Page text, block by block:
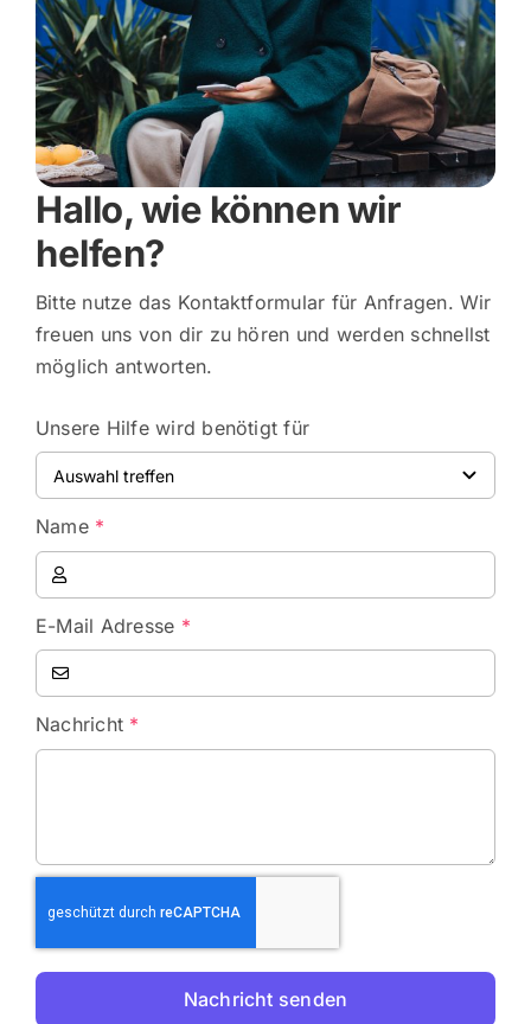
Login
Registrieren
Hallo, wie können wir
helfen?
Bitte nutze das Kontaktformular für Anfragen. Wir
freuen uns von dir zu hören und werden schnellst
möglich antworten.
Unsere Hilfe wird benötigt für
Name *
E-Mail Adresse *
Nachricht *
Nachricht senden